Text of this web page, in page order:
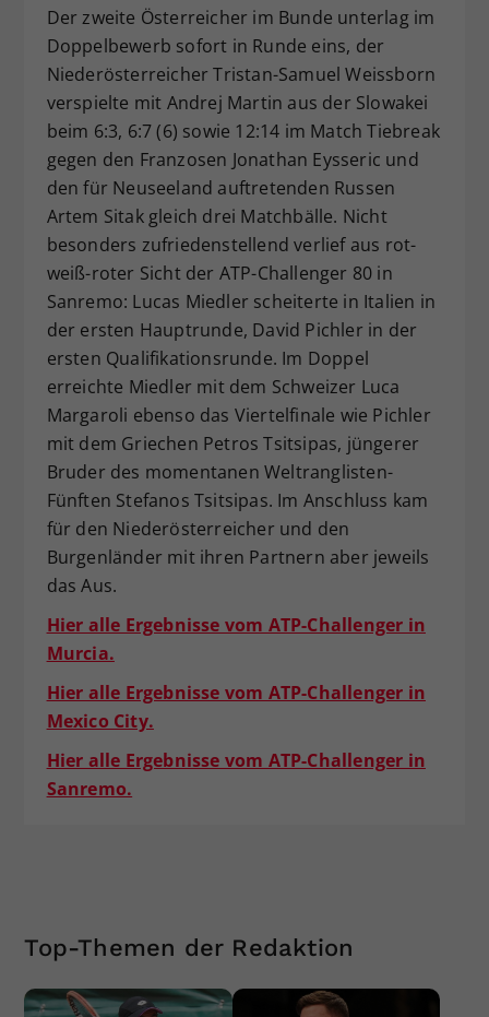
Der zweite Österreicher im Bunde unterlag im
Doppelbewerb sofort in Runde eins, der
Niederösterreicher Tristan-Samuel Weissborn
verspielte mit Andrej Martin aus der Slowakei
beim 6:3, 6:7 (6) sowie 12:14 im Match Tiebreak
gegen den Franzosen Jonathan Eysseric und
den für Neuseeland auftretenden Russen
Artem Sitak gleich drei Matchbälle. Nicht
besonders zufriedenstellend verlief aus rot-
weiß-roter Sicht der ATP-Challenger 80 in
Sanremo: Lucas Miedler scheiterte in Italien in
der ersten Hauptrunde, David Pichler in der
ersten Qualifikationsrunde. Im Doppel
erreichte Miedler mit dem Schweizer Luca
Margaroli ebenso das Viertelfinale wie Pichler
mit dem Griechen Petros Tsitsipas, jüngerer
Bruder des momentanen Weltranglisten-
Fünften Stefanos Tsitsipas. Im Anschluss kam
für den Niederösterreicher und den
Burgenländer mit ihren Partnern aber jeweils
das Aus.
Hier alle Ergebnisse vom ATP-Challenger in
Murcia.
Hier alle Ergebnisse vom ATP-Challenger in
Mexico City.
Hier alle Ergebnisse vom ATP-Challenger in
Sanremo.
Top-Themen der Redaktion